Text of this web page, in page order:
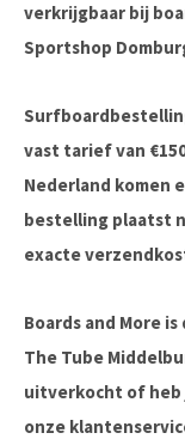
verkrijgbaar bij
Sportshop
vast tarief van
Nederland komen
bestelling plaatst
exacte
Boards and More
The Tube
uitverkocht of heb
onze